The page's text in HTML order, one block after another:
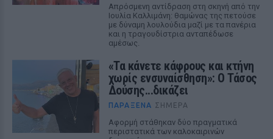
Απρόσμενη αντίδραση στη σκηνή από την
Ιουλία Καλλιμάνη: θαμώνας της πετούσε
με δύναμη λουλούδια μαζί με τα πανέρια
και η τραγουδίστρια ανταπέδωσε
αμέσως.
«Τα κάνετε κάφρους και κτήνη
χωρίς ενσυναίσθηση»: Ο Τάσος
Δούσης...δικάζει
ΠΑΡΆΞΕΝΑ ΣΉΜΕΡΑ
Αφορμή στάθηκαν δύο πραγματικά
περιστατικά των καλοκαιρινών